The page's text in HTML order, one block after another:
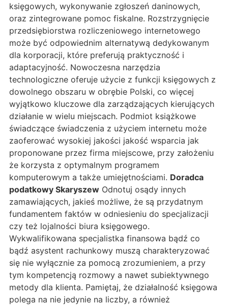
księgowych, wykonywanie zgłoszeń daninowych,
oraz zintegrowane pomoc fiskalne. Rozstrzygnięcie
przedsiębiorstwa rozliczeniowego internetowego
może być odpowiednim alternatywą dedykowanym
dla korporacji, które preferują praktyczność i
adaptacyjność. Nowoczesna narzędzia
technologiczne oferuje użycie z funkcji księgowych z
dowolnego obszaru w obrębie Polski, co więcej
wyjątkowo kluczowe dla zarządzających kierujących
działanie w wielu miejscach. Podmiot książkowe
świadczące świadczenia z użyciem internetu może
zaoferować wysokiej jakości jakość wsparcia jak
proponowane przez firma miejscowe, przy założeniu
że korzysta z optymalnym programem
komputerowym a także umiejętnościami. Doradca
podatkowy Skaryszew Odnotuj osądy innych
zamawiających, jakieś możliwe, że są przydatnym
fundamentem faktów w odniesieniu do specjalizacji
czy też lojalności biura księgowego.
Wykwalifikowana specjalistka finansowa bądź co
bądź asystent rachunkowy muszą charakteryzować
się nie wyłącznie za pomocą zrozumieniem, a przy
tym kompetencją rozmowy a nawet subiektywnego
metody dla klienta. Pamiętaj, że działalność księgowa
polega na nie jedynie na liczby, a również